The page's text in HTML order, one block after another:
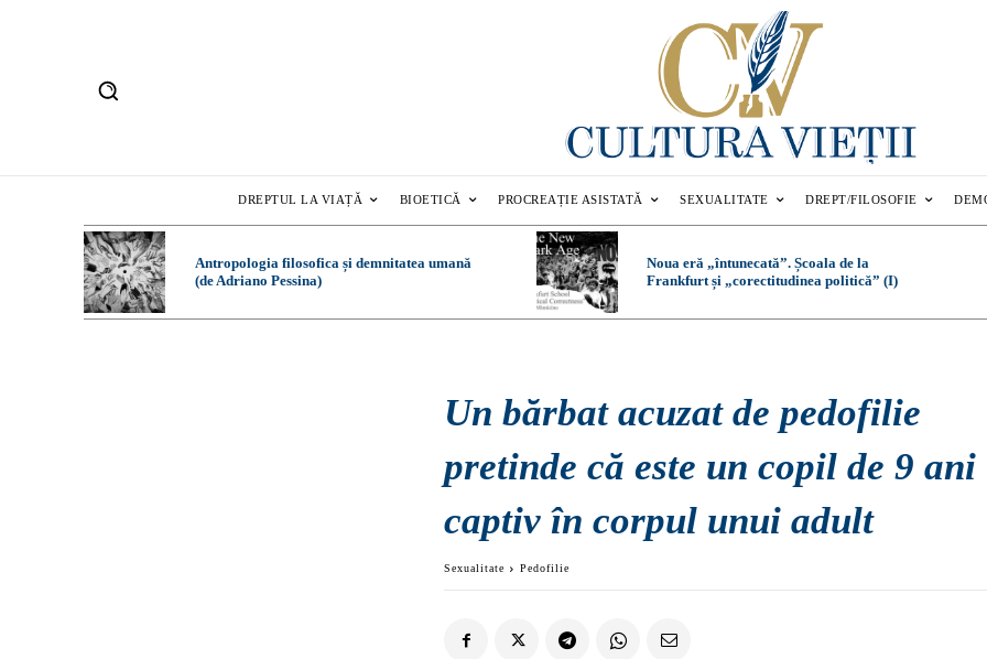
DREPTUL LA VIAȚĂ BIOETICĂ PROCREAȚIE ASISTATĂ SEXUALITATE DREPT/FILOSOFIE
Antropologia filosofica și demnitatea umană
(de Adriano Pessina)
Noua eră „întunecată”. Școala de la
Frankfurt și „corectitudinea politică” (I)
Un bărbat acuzat de pedofilie
pretinde că este un copil de 9 ani
captiv în corpul unui adult
Sexualitate Pedofilie